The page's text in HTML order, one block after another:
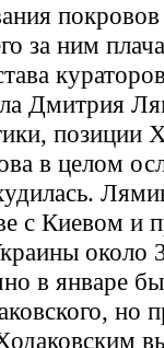
покровов
за ним
Дмитрия
позиции
в целом
с Киевом и
около
в январе
но